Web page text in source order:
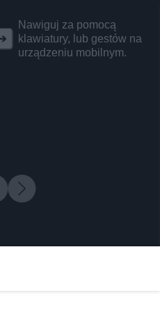
Nawiguj za pomocą
klawiatury, lub gestów na
urządzeniu mobilnym.